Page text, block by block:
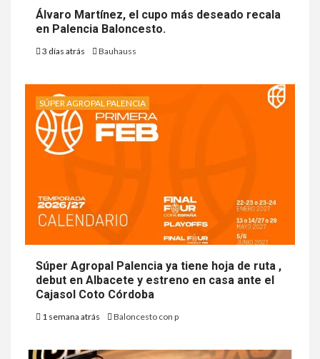
Álvaro Martínez, el cupo más deseado recala
en Palencia Baloncesto.
3 días atrás Bauhauss
SÚPER AGROPAL PALENCIA
Súper Agropal Palencia ya tiene hoja de ruta ,
debut en Albacete y estreno en casa ante el
Cajasol Coto Córdoba
1 semana atrás Baloncesto con p